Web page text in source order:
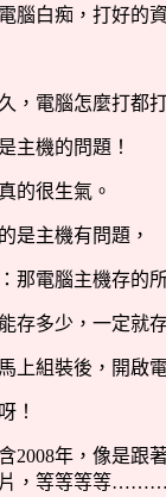
腦白痴，打好的
，電腦怎麼打都
主機的問題！
的很生氣。
是主機有問題，
那電腦主機存的
存多少，一定就存
上組裝後，開啟電
！
2008年，像是跟
，等等等等